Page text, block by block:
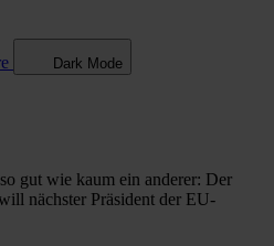
Dark Mode
gut wie kaum ein anderer: Der
nächster Präsident der EU-